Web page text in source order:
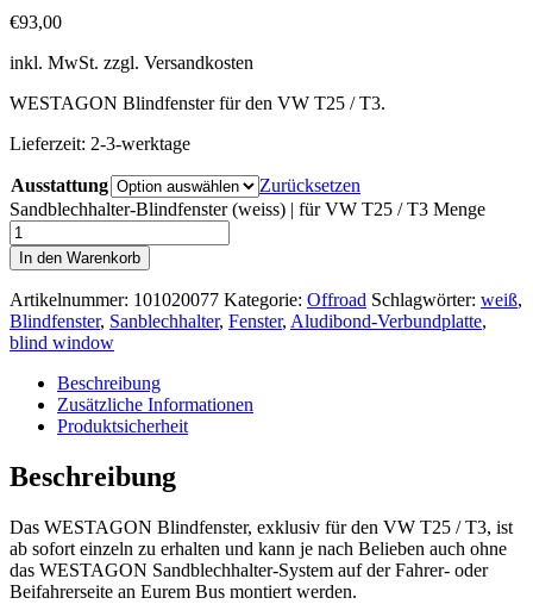
€93,00
inkl. MwSt. zzgl. Versandkosten
WESTAGON Blindfenster für den VW T25 / T3.
Lieferzeit: 2-3-werktage
Ausstattung
Zurücksetzen
Sandblechhalter-Blindfenster (weiss) | für VW T25 / T3 Menge
In den Warenkorb
Artikelnummer: 101020077 Kategorie: Offroad Schlagwörter: weiß,
Blindfenster, Sanblechhalter, Fenster, Aludibond-Verbundplatte,
blind window
Beschreibung
Zusätzliche Informationen
Produktsicherheit
Beschreibung
Das WESTAGON Blindfenster, exklusiv für den VW T25 / T3, ist
ab sofort einzeln zu erhalten und kann je nach Belieben auch ohne
das WESTAGON Sandblechhalter-System auf der Fahrer- oder
Beifahrerseite an Eurem Bus montiert werden.